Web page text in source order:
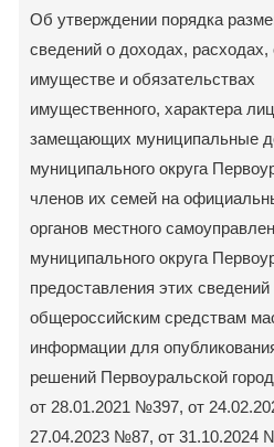
Об утверждении порядка
сведений о доходах, расходах,
имуществе и обязательствах
имущественного, характера
замещающих муниципальные
муниципального округа
членов их семей на
органов местного
муниципального округа
предоставления этих сведений
общероссийским средствам
информации для
решений Первоуральской
от 28.01.2021 №397, от
27.04.2023 №87, от 31.10.2024